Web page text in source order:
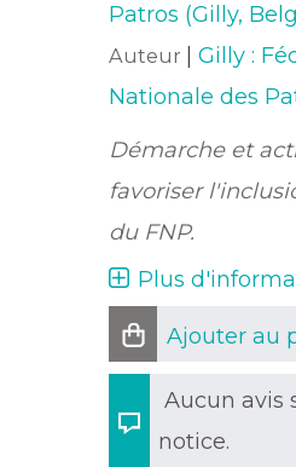
Patros (Gilly,
Auteur
|Gilly :
Nationale des
Démarche et
favoriser
du FNP.
Plus
Ajouter au
Aucun avis
notice.